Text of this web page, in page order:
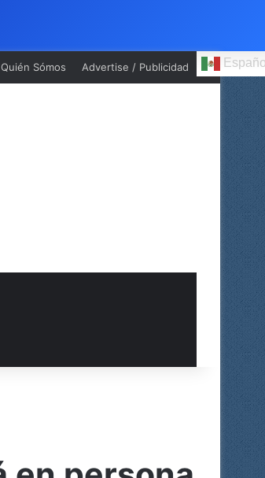
Quién Sómos Advertise / Publicidad